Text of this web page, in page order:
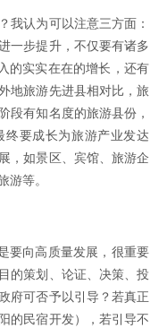
我认为可以注意三方面：
一步提升，不仅要有诸多
的实实在在的增长，还有
地旅游先进县相对比，旅
段有知名度的旅游县份，
要成长为旅游产业发达
，如景区、宾馆、旅游企
游等。
要向高质量发展，很重要
的策划、论证、决策、投
府可否予以引导？若真正
的民宿开发），若引导不